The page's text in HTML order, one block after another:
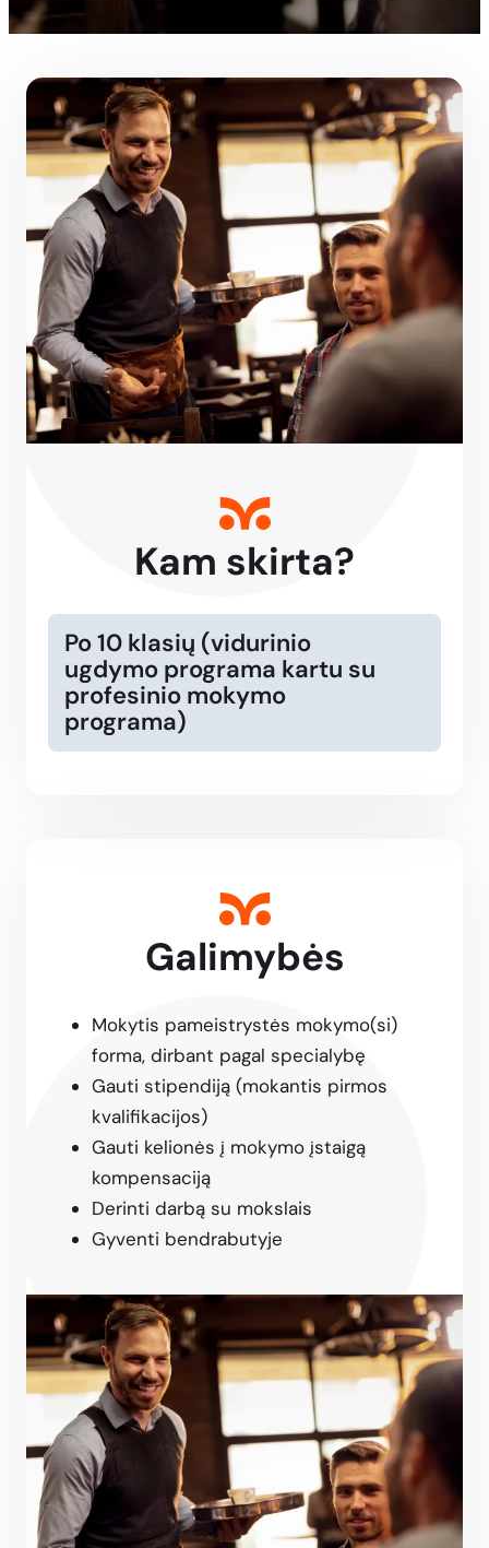
Kam skirta?
Po 10 klasių (vidurinio
ugdymo programa kartu su
profesinio mokymo
programa)
Galimybės
Mokytis pameistrystės mokymo(si)
forma, dirbant pagal specialybę
Gauti stipendiją (mokantis pirmos
kvalifikacijos)
Gauti kelionės į mokymo įstaigą
kompensaciją
Derinti darbą su mokslais
Gyventi bendrabutyje